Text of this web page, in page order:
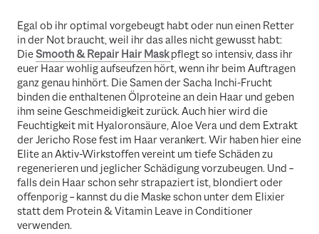
Egal ob ihr optimal vorgebeugt habt oder nun einen Retter
in der Not braucht, weil ihr das alles nicht gewusst habt:
DieSmooth & Repair Hair Mask pflegt so intensiv, dass ihr
euer Haar wohlig aufseufzen hört, wenn ihr beim Auftragen
ganz genau hinhört. Die Samen der Sacha Inchi-Frucht
binden die enthaltenen Ölproteine an dein Haar und geben
ihm seine Geschmeidigkeit zurück. Auch hier wird die
Feuchtigkeit mit Hyaloronsäure, Aloe Vera und dem Extrakt
der Jericho Rose fest im Haar verankert. Wir haben hier eine
Elite an Aktiv-Wirkstoffen vereint um tiefe Schäden zu
regenerieren und jeglicher Schädigung vorzubeugen. Und –
falls dein Haar schon sehr strapaziert ist, blondiert oder
offenporig – kannst du die Maske schon unter dem Elixier
statt dem Protein & Vitamin Leave in Conditioner
verwenden.